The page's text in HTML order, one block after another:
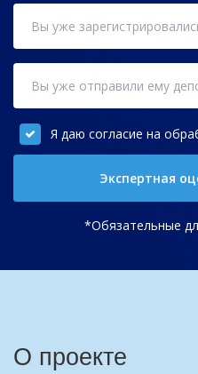
Я даю согласие на
Экспертная
*Обязательные
О проекте